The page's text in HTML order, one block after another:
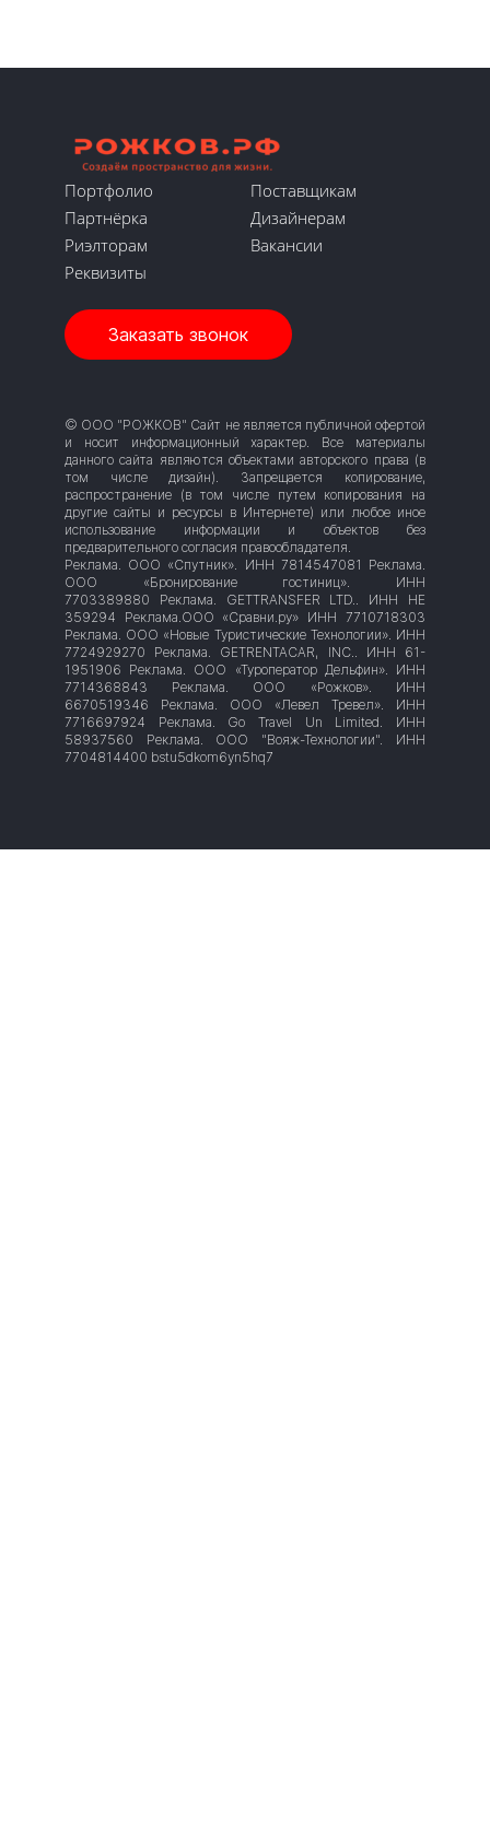
вашу задачу!
Оставьте свой телефон, и я
свяжусь с вами в течение 15 минут.
Позвоните мне
Согласие на обработку персональных
данных.
Портфолио
Поставщикам
Партнёрка
Дизайнерам
Риэлторам
Вакансии
Реквизиты
Заказать звонок
© ООО "РОЖКОВ" Сайт не является публичной офертой
и носит информационный характер. Все материалы
данного сайта являются объектами авторского права (в
том числе дизайн). Запрещается копирование,
распространение (в том числе путем копирования на
другие сайты и ресурсы в Интернете) или любое иное
использование информации и объектов без
предварительного согласия правообладателя.
Реклама. ООО «Спутник». ИНН 7814547081 Реклама.
ООО «Бронирование гостиниц». ИНН
7703389880 Реклама. GETTRANSFER LTD.. ИНН HE
359294 Реклама.OOO «Сравни.ру» ИНН 7710718303
Реклама. ООО «Новые Туристические Технологии». ИНН
7724929270 Реклама. GETRENTACAR, INC.. ИНН 61-
1951906 Реклама. ООО «Туроператор Дельфин». ИНН
7714368843 Реклама. ООО «Рожков». ИНН
6670519346 Реклама. ООО «Левел Тревел». ИНН
7716697924 Реклама. Go Travel Un Limited. ИНН
58937560 Реклама. ООО "Вояж-Технологии". ИНН
7704814400 bstu5dkom6yn5hq7